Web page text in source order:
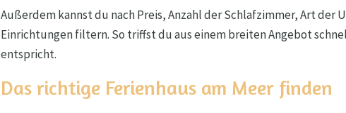
Außerdem kannst du nach Preis, Anzahl der Schlafzimmer, Art der
Einrichtungen filtern. So triffst du aus einem breiten Angebot
entspricht.
Das richtige Ferienhaus am Meer finden